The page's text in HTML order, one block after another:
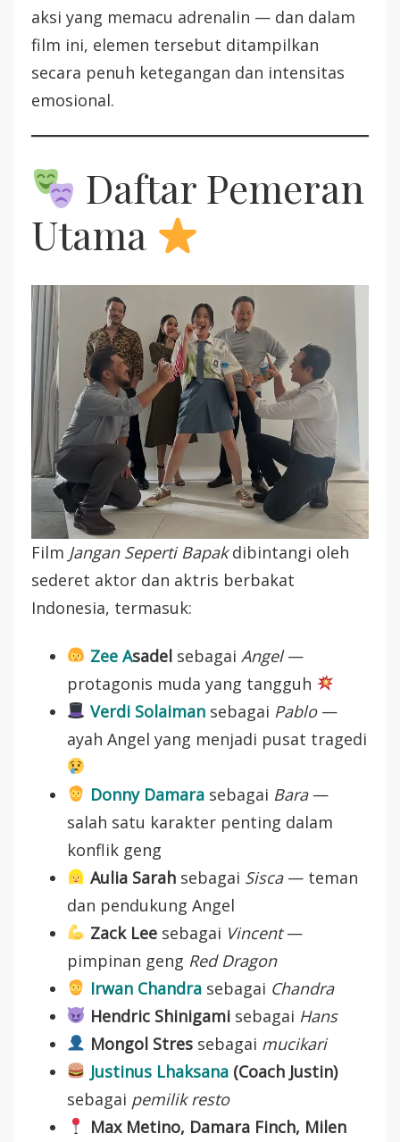
aksi yang memacu adrenalin — dan dalam
film ini, elemen tersebut ditampilkan
secara penuh ketegangan dan intensitas
emosional.
Daftar Pemeran
Utama
Film Jangan Seperti Bapakdibintangi oleh
sederet aktor dan aktris berbakat
Indonesia, termasuk:
Zee Asadelsebagai Angel—
protagonis muda yang tangguh
Verdi Solaimansebagai Pablo—
ayah Angel yang menjadi pusat tragedi
Donny Damara sebagai Bara—
salah satu karakter penting dalam
konflik geng
Aulia Sarahsebagai Sisca— teman
dan pendukung Angel
Zack Leesebagai Vincent—
pimpinan geng Red Dragon
Irwan Chandrasebagai Chandra
Hendric Shinigamisebagai Hans
Mongol Stressebagai mucikari
Justinus Lhaksana (Coach Justin)
sebagai pemilik resto
Max Metino, Damara Finch, Milen